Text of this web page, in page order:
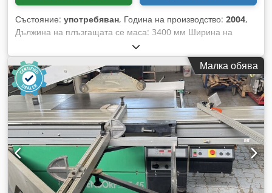
Състояние: употребяван, Година на производство: 2004,
Дължина на плъзгащата се маса: 3400 мм Ширина на
рязане при ограничителя за ширина: 1300 мм Ширина на
рязане при ограничителя за дължина: 3200 мм Дълбочина
на рязане: 154 мм Предварително рязане: да Регулиране
на височината на диска: електрическо / с позиционен
контрол Crsdjzqyxxepfx Afwsf Наклонено регулиране на
диска: електрическо / с позиционен контрол Регулиране на
ограничителя за ширина: електрическо / с позиционен
контрол Регулиране на ограничителя за дължина: ръчно
Индикатор за ъгъла на диска: цифров дисплей Индикатор
за височината на рязане: цифров дисплей Индикатор за
ограничителя за ширина: цифров дисплей Индикатор за
ограничителя за дължина: скала Ограничител за дължина с
Малка обява